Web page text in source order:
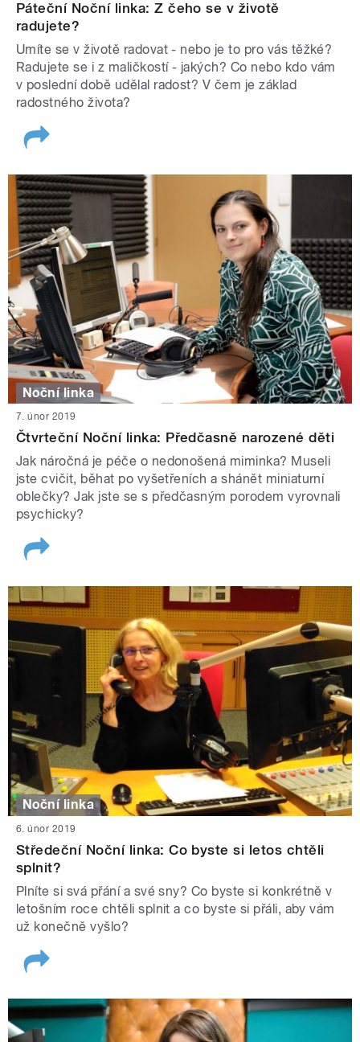
Páteční Noční linka: Z čeho se v životě
radujete?
Umíte se v životě radovat - nebo je to pro vás těžké?
Radujete se i z maličkostí - jakých? Co nebo kdo vám
v poslední době udělal radost? V čem je základ
radostného života?
Noční linka
7. únor 2019
Čtvrteční Noční linka: Předčasně narozené děti
Jak náročná je péče o nedonošená miminka? Museli
jste cvičit, běhat po vyšetřeních a shánět miniaturní
oblečky? Jak jste se s předčasným porodem vyrovnali
psychicky?
Noční linka
6. únor 2019
Středeční Noční linka: Co byste si letos chtěli
splnit?
Plníte si svá přání a své sny? Co byste si konkrétně v
letošním roce chtěli splnit a co byste si přáli, aby vám
už konečně vyšlo?